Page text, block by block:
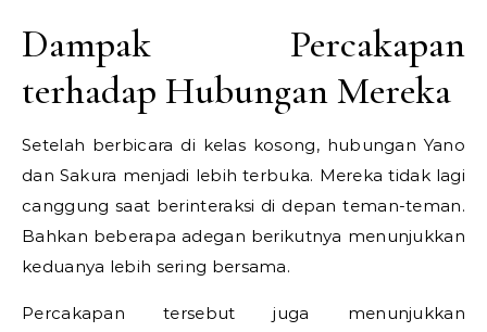
Dampak Percakapan
terhadap Hubungan Mereka
Setelah berbicara di kelas kosong, hubungan Yano
dan Sakura menjadi lebih terbuka. Mereka tidak lagi
canggung saat berinteraksi di depan teman-teman.
Bahkan beberapa adegan berikutnya menunjukkan
keduanya lebih sering bersama.
Percakapan tersebut juga menunjukkan